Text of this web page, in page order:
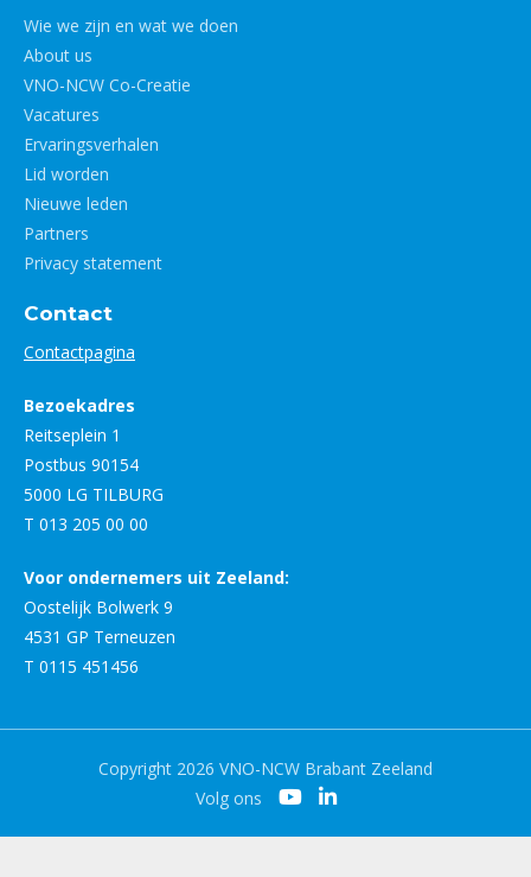
Wie we zijn en wat we doen
About us
VNO-NCW Co-Creatie
Vacatures
Ervaringsverhalen
Lid worden
Nieuwe leden
Partners
Privacy statement
Contact
Contactpagina
Bezoekadres
Reitseplein 1
Postbus 90154
5000 LG TILBURG
T 013 205 00 00
Voor ondernemers uit Zeeland:
Oostelijk Bolwerk 9
4531 GP Terneuzen
T 0115 451456
Copyright 2026 VNO-NCW Brabant Zeeland
Volg ons